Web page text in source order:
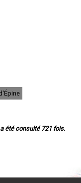
été consulté 721 fois.